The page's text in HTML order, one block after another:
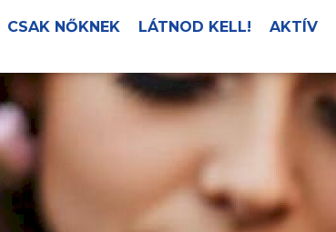
CSAK NŐKNEK LÁTNOD KELL! AKTÍV